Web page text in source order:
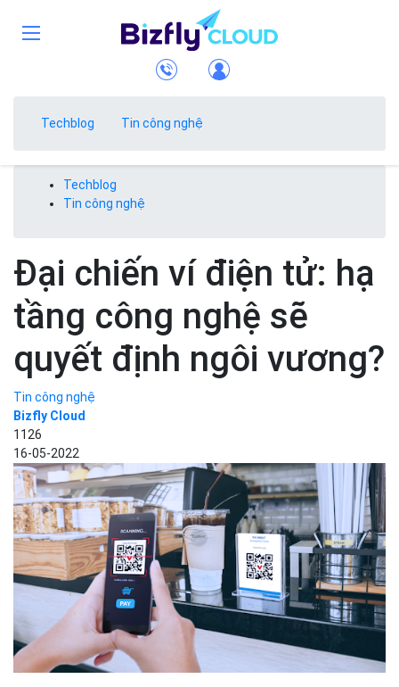
Techblog Tin công nghệ
Techblog
Tin công nghệ
Đại chiến ví điện tử: hạ
tầng công nghệ sẽ
quyết định ngôi vương?
Tin công nghệ
Bizfly Cloud
1126
16-05-2022